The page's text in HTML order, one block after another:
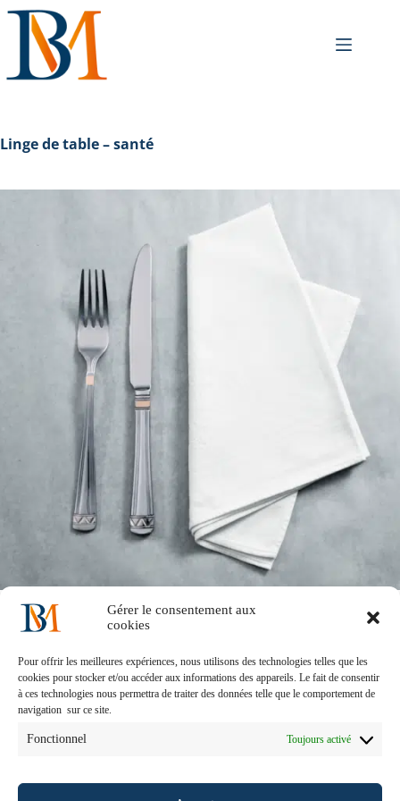
Gérer le consentement aux
cookies
Pour offrir les meilleures expériences, nous utilisons des technologies telles que les
cookies pour stocker et/ou accéder aux informations des appareils. Le fait de consentir
à ces technologies nous permettra de traiter des données telle que le comportement de
navigation sur ce site.
Fonctionnel Toujours activé
Linge de table – santé
Notre engagement
Nous recrutons
Contactez-nous !
Mentions Légales Index égalité